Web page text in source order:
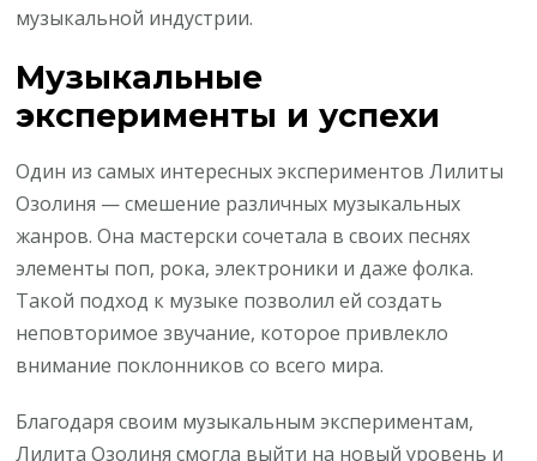
музыкальной индустрии.
Музыкальные
эксперименты и успехи
Один из самых интересных экспериментов Лилиты
Озолиня — смешение различных музыкальных
жанров. Она мастерски сочетала в своих песнях
элементы поп, рока, электроники и даже фолка.
Такой подход к музыке позволил ей создать
неповторимое звучание, которое привлекло
внимание поклонников со всего мира.
Благодаря своим музыкальным экспериментам,
Лилита Озолиня смогла выйти на новый уровень и